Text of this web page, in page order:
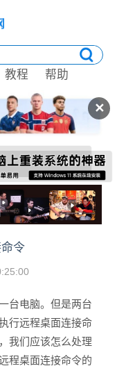
✕
教程 帮助
令
台电脑。但是两台
行远程桌面连接命
我们应该怎么处理
程桌面连接命令的